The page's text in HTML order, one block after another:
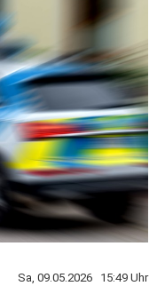
Sa, 09.05.2026 15:49 Uhr